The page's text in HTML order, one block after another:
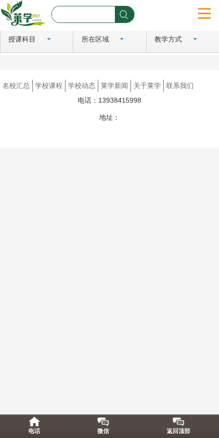
首页
学校课程
授课科目 所在区域 教学方式
名校汇总 学校课程 学校动态 莱学新闻 关于莱学
联系我们
电话：13938415998
地址：
电话 微信 返回顶部